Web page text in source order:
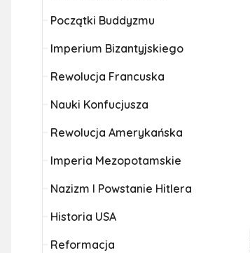
Początki Buddyzmu
Imperium Bizantyjskiego
Rewolucja Francuska
Nauki Konfucjusza
Rewolucja Amerykańska
Imperia Mezopotamskie
Nazizm I Powstanie Hitlera
Historia USA
Reformacja